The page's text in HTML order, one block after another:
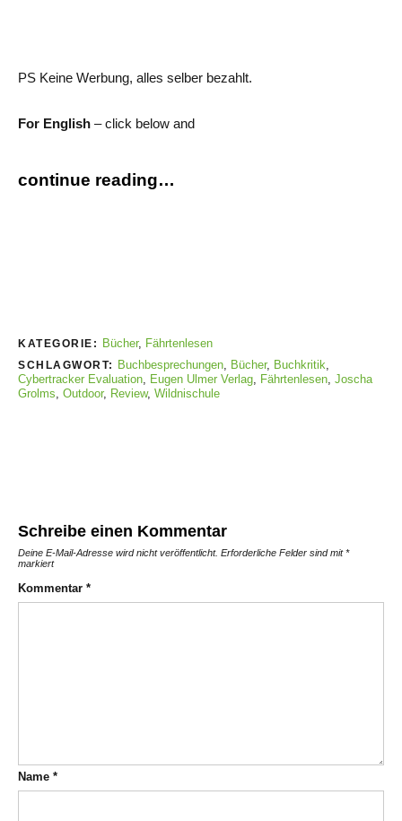
PS Keine Werbung, alles selber bezahlt.
For English – click below and
continue reading…
KATEGORIE: Bücher, Fährtenlesen
SCHLAGWORT: Buchbesprechungen Bücher, Buchkritik
Cybertracker Evaluation
Eugen Ulmer Verlag Fährtenlesen Joscha
Grolms Outdoor, Review, Wildnischule
Schreibe einen Kommentar
Deine E-Mail-Adresse wird nicht veröffentlicht. Erforderliche Felder sind mit*
markiert
Kommentar *
Name *